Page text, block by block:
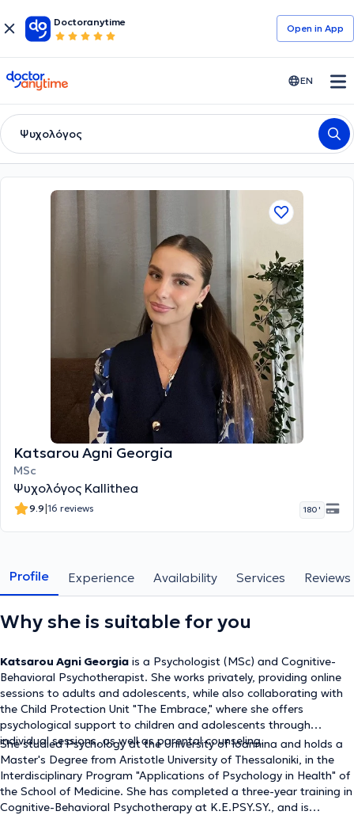
Doctoranytime
Open in Αpp
doctoranytime EN
Ψυχολόγος
Katsarou Agni Georgia
MSc
Ψυχολόγος Kallithea
9.9|16 reviews 180 '
Profile Experience Availability Services Reviews
Why she is suitable for you
Katsarou Agni Georgia is a Psychologist (MSc) and Cognitive-
Behavioral Psychotherapist. She works privately, providing online
sessions to adults and adolescents, while also collaborating with
the Child Protection Unit "The Embrace," where she offers
psychological support to children and adolescents through
individual sessions, as well as parental counseling.
She studied Psychology at the University of Ioannina and holds a
Master's Degree from Aristotle University of Thessaloniki, in the
Interdisciplinary Program "Applications of Psychology in Health" of
the School of Medicine. She has completed a three-year training in
Cognitive-Behavioral Psychotherapy at K.E.PSY.SY., and is